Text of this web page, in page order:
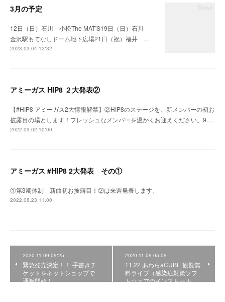
3月の予定
12日（日）石川 小松The MAT'S19日（日）石川
金沢駅もてなしドーム地下広場21日（祝）福井 …
2023.03.04 12:32
アミーガス HIP8 ２大発表②
【#HIP8 アミーガス2大情報解禁】②HIP8のステージを、新メンバーの初お
披露目の場とします！フレッシュなメンバーを温かくお迎えください。9.…
2022.09.02 10:00
アミーガス #HIP8 2大発表 その①
①第3期体制 新曲初お披露目！②は来週発表します。
2022.08.23 11:00
2020.11.09 09:25
緊急発売決定！！ 手書きチ
ケットをネットショップで
通販開始！
2020.11.09 05:09
11.22 あわらaCUBE 観覧無
料ライブ（感染症対策ソフ
トウェアのインストール…